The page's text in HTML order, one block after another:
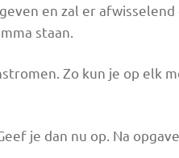
en zal er
staan.
Zo kun je op elk
je dan nu op. Na